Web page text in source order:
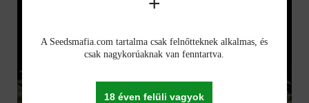
A Seedsmafia.com tartalma csak felnőtteknek alkalmas, és
csak nagykorúaknak van fenntartva.
18 éven felüli vagyok